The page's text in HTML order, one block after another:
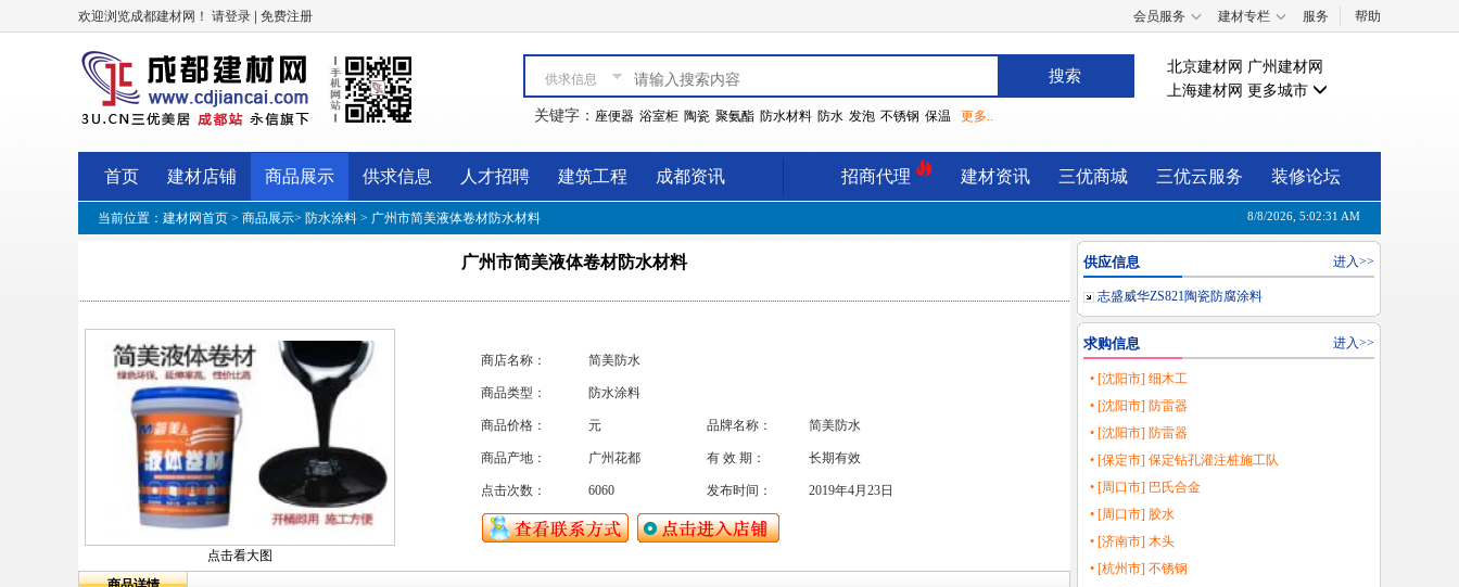
欢迎浏览成都建材网！ 请登录 | 免费注册 会员服务 建材专栏 服务 帮助
供求信息
关键字： 座便器 浴室柜 陶瓷 聚氨酯 防水材料 防水 发泡 不锈钢 保温 更多..
北京建材网 广州建材网
上海建材网 更多城市
首页 建材店铺 商品展示 供求信息 人才招聘 建筑工程 成都资讯 招商代理 建材资讯 三优商城 三优云服务 装修论坛
当前位置： 建材网首页 > 商品展示> 防水涂料 > 广州市简美液体卷材防水材料 8/8/2026, 5:02:31 AM
广州市简美液体卷材防水材料
点击看大图
商店名称： 简美防水
商品类型： 防水涂料
商品价格： 元 品牌名称： 简美防水
商品产地： 广州花都 有 效 期： 长期有效
点击次数： 6060 发布时间： 2019年4月23日
供应信息 进入>>
志盛威华ZS821陶瓷防腐涂料
求购信息 进入>>
• [沈阳市] 细木工
• [沈阳市] 防雷器
• [沈阳市] 防雷器
• [保定市] 保定钻孔灌注桩施工队
• [周口市] 巴氏合金
• [周口市] 胶水
• [济南市] 木头
• [杭州市] 不锈钢